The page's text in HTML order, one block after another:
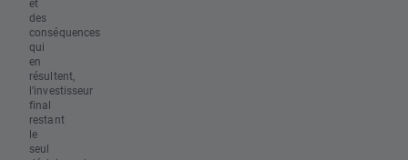
et
des
conséquences
qui
en
résultent,
l’investisseur
final
restant
le
seul